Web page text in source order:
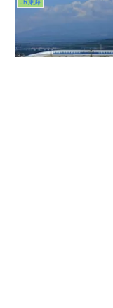
JR東海